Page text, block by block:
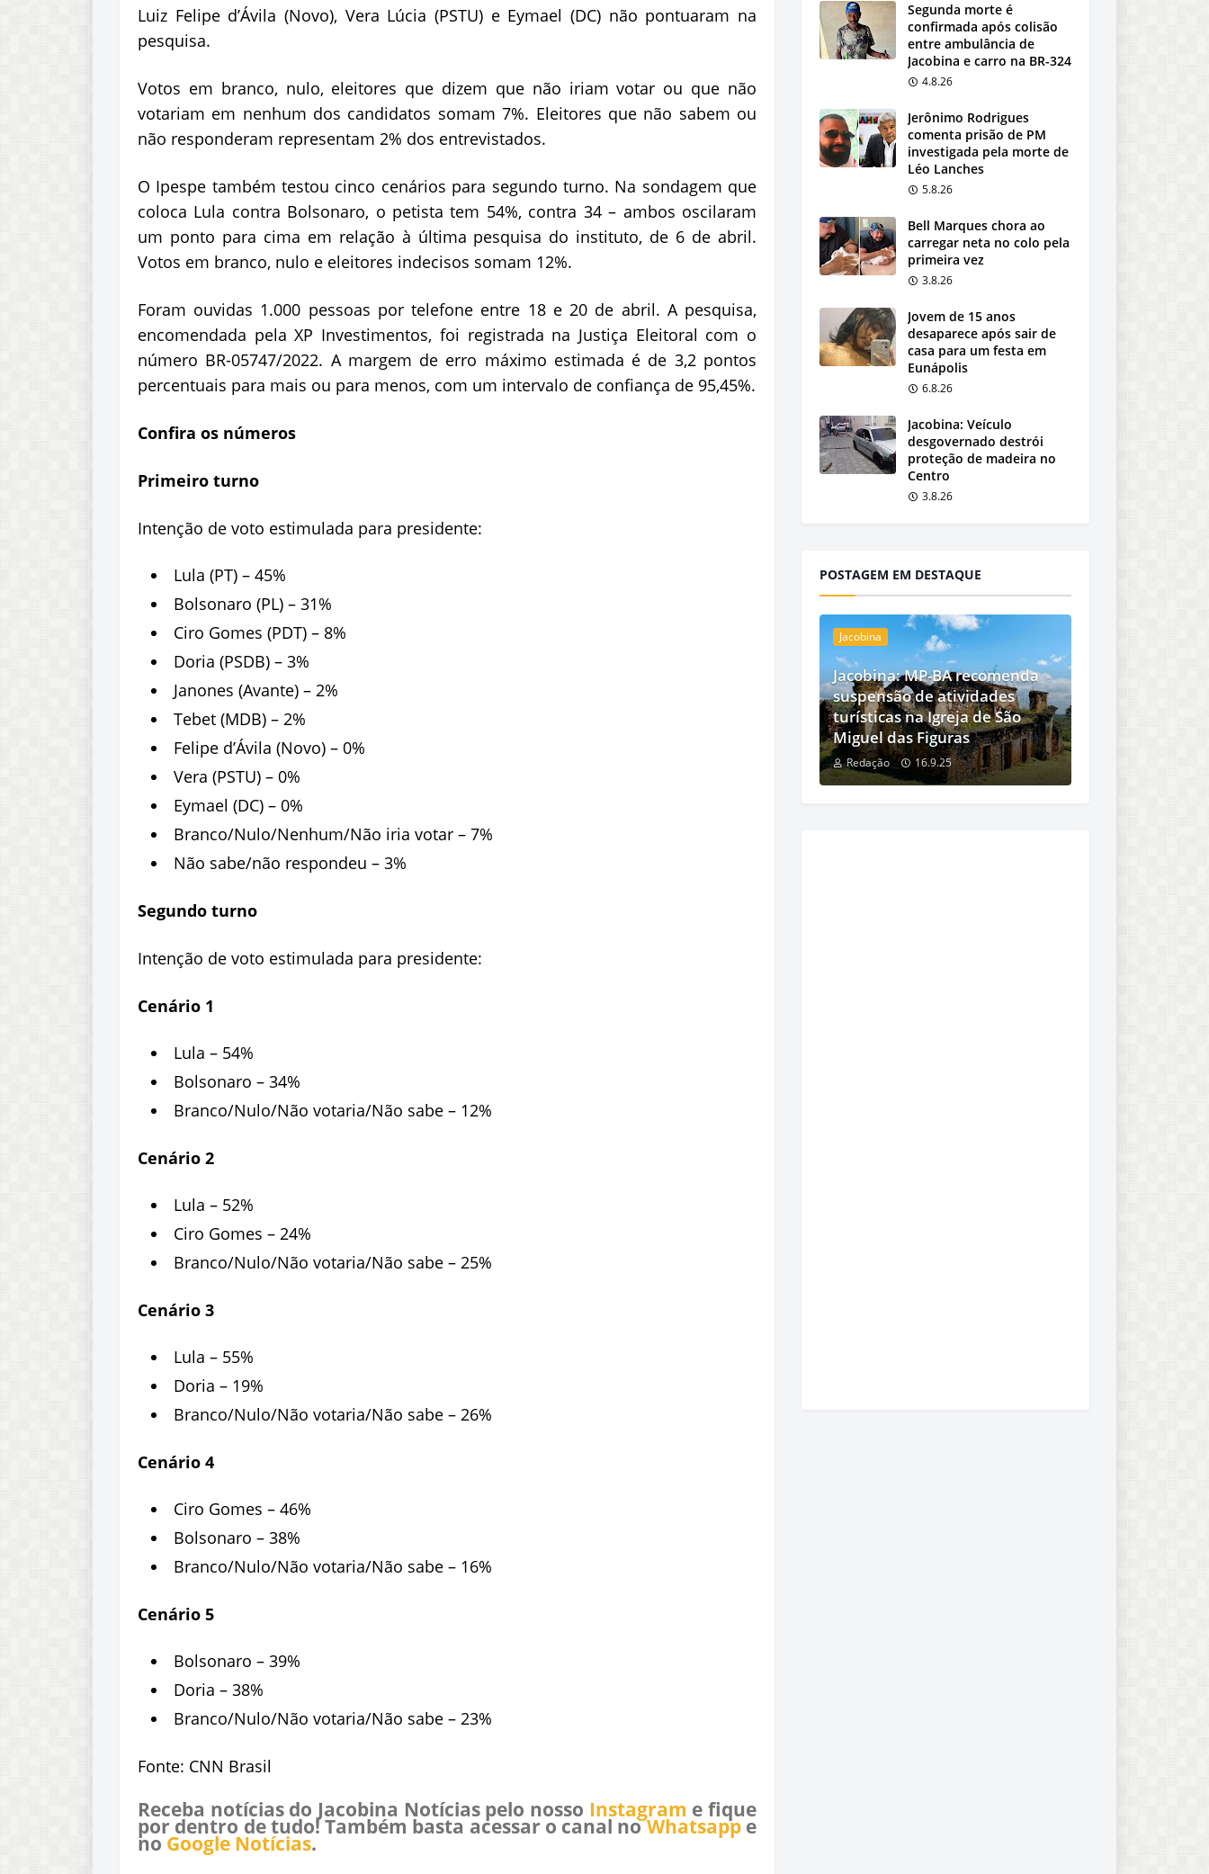
Luiz Felipe d’Ávila (Novo), Vera Lúcia (PSTU) e Eymael (DC) não pontuaram na
pesquisa.
Votos em branco, nulo, eleitores que dizem que não iriam votar ou que não
votariam em nenhum dos candidatos somam 7%. Eleitores que não sabem ou
não responderam representam 2% dos entrevistados.
O Ipespe também testou cinco cenários para segundo turno. Na sondagem que
coloca Lula contra Bolsonaro, o petista tem 54%, contra 34 – ambos oscilaram
um ponto para cima em relação à última pesquisa do instituto, de 6 de abril.
Votos em branco, nulo e eleitores indecisos somam 12%.
Foram ouvidas 1.000 pessoas por telefone entre 18 e 20 de abril. A pesquisa,
encomendada pela XP Investimentos, foi registrada na Justiça Eleitoral com o
número BR-05747/2022. A margem de erro máximo estimada é de 3,2 pontos
percentuais para mais ou para menos, com um intervalo de confiança de 95,45%.
Confira os números
Primeiro turno
Intenção de voto estimulada para presidente:
Lula (PT) – 45%
Bolsonaro (PL) – 31%
Ciro Gomes (PDT) – 8%
Doria (PSDB) – 3%
Janones (Avante) – 2%
Tebet (MDB) – 2%
Felipe d’Ávila (Novo) – 0%
Vera (PSTU) – 0%
Eymael (DC) – 0%
Branco/Nulo/Nenhum/Não iria votar – 7%
Não sabe/não respondeu – 3%
Segundo turno
Intenção de voto estimulada para presidente:
Cenário 1
Lula – 54%
Bolsonaro – 34%
Branco/Nulo/Não votaria/Não sabe – 12%
Cenário 2
Lula – 52%
Ciro Gomes – 24%
Branco/Nulo/Não votaria/Não sabe – 25%
Cenário 3
Lula – 55%
Doria – 19%
Branco/Nulo/Não votaria/Não sabe – 26%
Cenário 4
Ciro Gomes – 46%
Bolsonaro – 38%
Branco/Nulo/Não votaria/Não sabe – 16%
Cenário 5
Bolsonaro – 39%
Doria – 38%
Branco/Nulo/Não votaria/Não sabe – 23%
Fonte: CNN Brasil
Receba notícias do Jacobina Notícias pelo nosso Instagram e fique
por dentro de tudo! Também basta acessar o canal noWhatsappe
no Google Notícias.
Segunda morte é
confirmada após colisão
entre ambulância de
Jacobina e carro na BR-324
4.8.26
Jerônimo Rodrigues
comenta prisão de PM
investigada pela morte de
Léo Lanches
5.8.26
Bell Marques chora ao
carregar neta no colo pela
primeira vez
3.8.26
Jovem de 15 anos
desaparece após sair de
casa para um festa em
Eunápolis
6.8.26
Jacobina: Veículo
desgovernado destrói
proteção de madeira no
Centro
3.8.26
POSTAGEM EM DESTAQUE
Jacobina
Jacobina: MP-BA recomenda
suspensão de atividades
turísticas na Igreja de São
Miguel das Figuras
Redação 16.9.25